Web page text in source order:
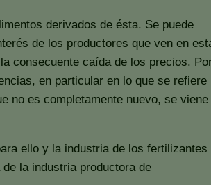
derivados de ésta. Se puede
de los productores que ven en
consecuente caída de los precios.
en particular en lo que se refiere
no es completamente nuevo, se viene
ello y la industria de los fertilizantes
la industria productora de